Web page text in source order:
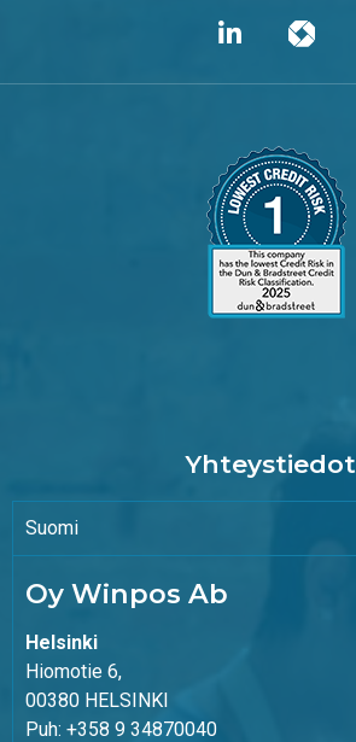
Yhteystiedot
Suomi
Oy Winpos Ab
Helsinki
Hiomotie 6,
00380 HELSINKI
Puh: +358 9 34870040